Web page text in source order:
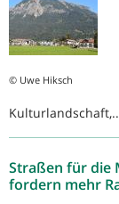
© Uwe Hiksch
Straßen für die
fordern mehr